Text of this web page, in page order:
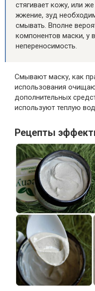
стягивает кожу, или
жжение, зуд
смывать. Вполне
компонентов маски, у
непереносимость.
Смывают маску, как
использования
дополнительных
используют теплую
Рецепты